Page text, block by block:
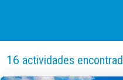
16 actividades